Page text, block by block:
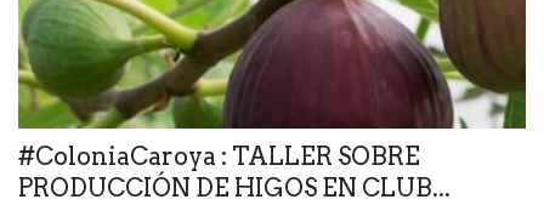
#ColoniaCaroya : TALLER SOBRE
PRODUCCIÓN DE HIGOS EN CLUB...